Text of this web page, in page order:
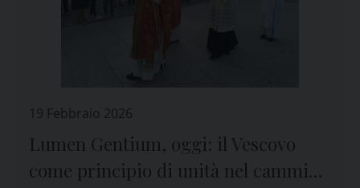
19 Febbraio 2026
Lumen Gentium, oggi: il Vescovo
come principio di unità nel cammino